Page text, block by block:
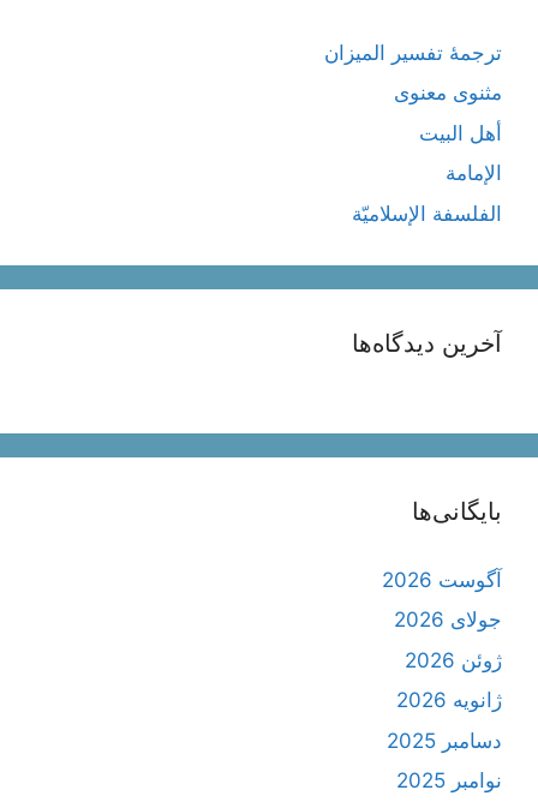
ترجمۀ تفسیر المیزان
مثنوی معنوی
أهل البيت
الإمامة
الفلسفة الإسلاميّة
آخرین دیدگاه‌ها
بایگانی‌ها
آگوست 2026
جولای 2026
ژوئن 2026
ژانویه 2026
دسامبر 2025
نوامبر 2025